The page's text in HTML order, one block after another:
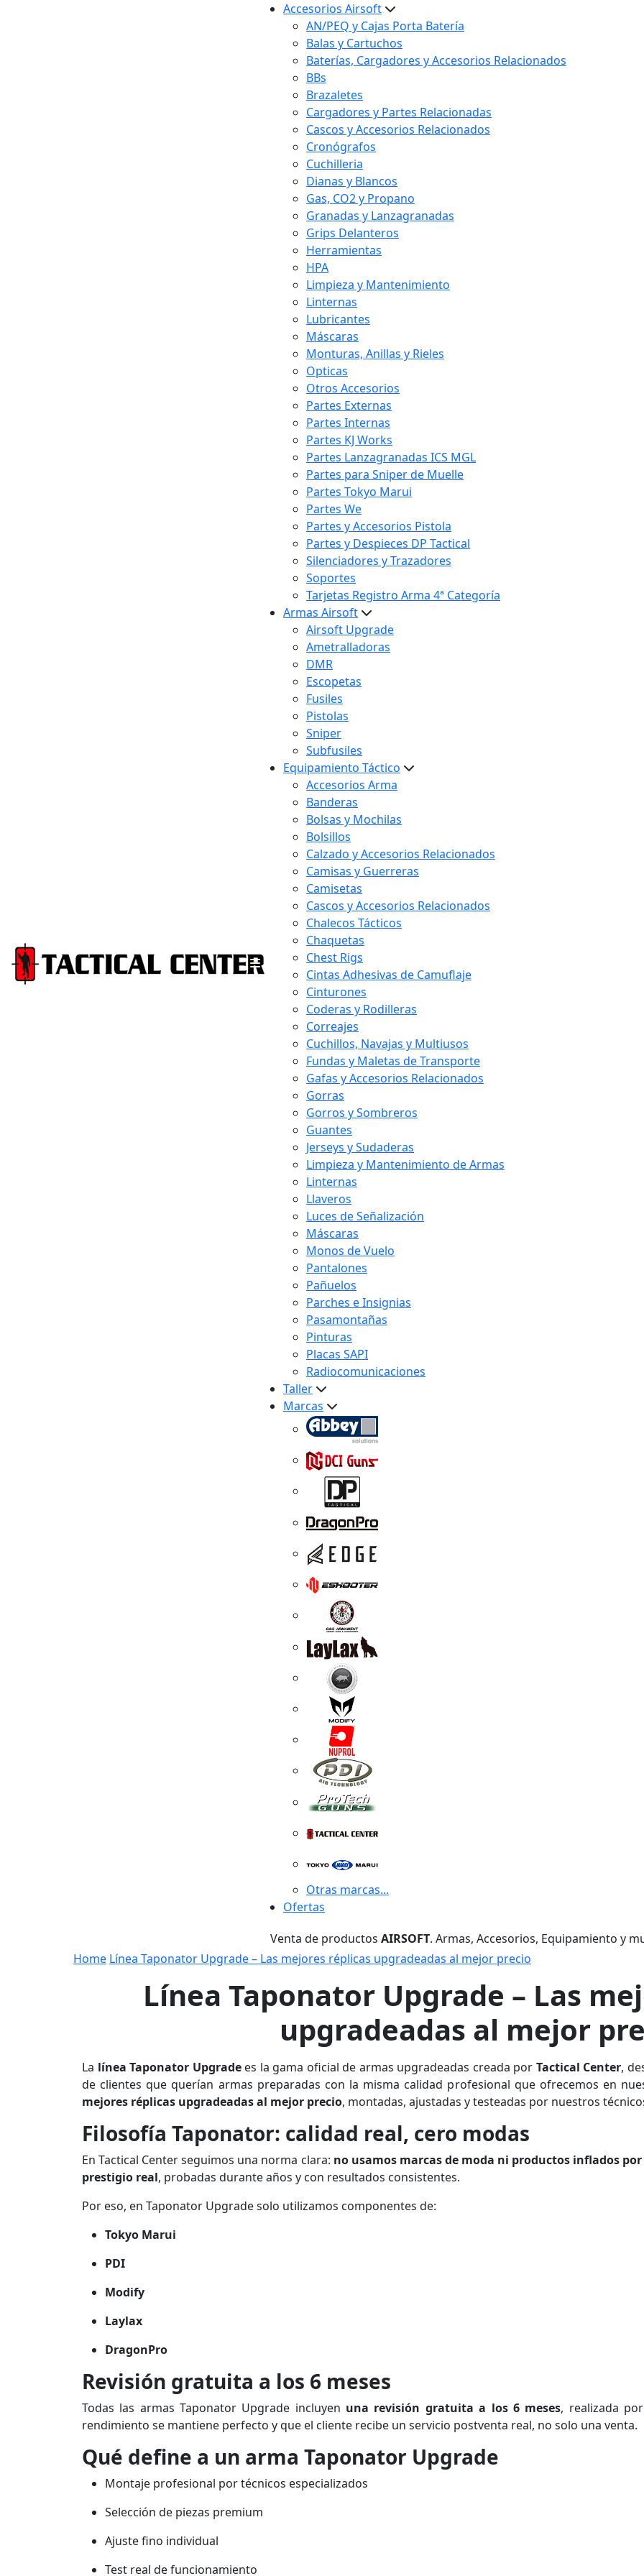
Accesorios Airsoft
AN/PEQ y Cajas Porta Batería
Balas y Cartuchos
Baterías, Cargadores y Accesorios Relacionados
BBs
Brazaletes
Cargadores y Partes Relacionadas
Cascos y Accesorios Relacionados
Cronógrafos
Cuchilleria
Dianas y Blancos
Gas, CO2 y Propano
Granadas y Lanzagranadas
Grips Delanteros
Herramientas
HPA
Limpieza y Mantenimiento
Linternas
Lubricantes
Máscaras
Monturas, Anillas y Rieles
Opticas
Otros Accesorios
Partes Externas
Partes Internas
Partes KJ Works
Partes Lanzagranadas ICS MGL
Partes para Sniper de Muelle
Partes Tokyo Marui
Partes We
Partes y Accesorios Pistola
Partes y Despieces DP Tactical
Silenciadores y Trazadores
Soportes
Tarjetas Registro Arma 4ª Categoría
Armas Airsoft
Airsoft Upgrade
Ametralladoras
DMR
Escopetas
Fusiles
Pistolas
Sniper
Subfusiles
Equipamiento Táctico
Accesorios Arma
Banderas
Bolsas y Mochilas
Bolsillos
Calzado y Accesorios Relacionados
Camisas y Guerreras
Camisetas
Cascos y Accesorios Relacionados
Chalecos Tácticos
Chaquetas
Chest Rigs
Cintas Adhesivas de Camuflaje
Cinturones
Coderas y Rodilleras
Correajes
Cuchillos, Navajas y Multiusos
Fundas y Maletas de Transporte
Gafas y Accesorios Relacionados
Gorras
Gorros y Sombreros
Guantes
Jerseys y Sudaderas
Limpieza y Mantenimiento de Armas
Linternas
Llaveros
Luces de Señalización
Máscaras
Monos de Vuelo
Pantalones
Pañuelos
Parches e Insignias
Pasamontañas
Pinturas
Placas SAPI
Radiocomunicaciones
Taller
Marcas
Otras marcas...
Ofertas
Venta de productos AIRSOFT. Armas, Accesorios, Equipamiento y
Home Línea Taponator Upgrade – Las mejores réplicas upgradeadas al mejor precio
Línea Taponator Upgrade – Las
upgradeadas al mejor
La línea Taponator Upgradees la gama oficial de armas upgradeadas creada por Tactical Center,
de clientes que querían armas preparadas con la misma calidad profesional que ofrecemos en
mejores réplicas upgradeadas al mejor precio, montadas, ajustadas y testeadas por nuestros
Filosofía Taponator: calidad real, cero modas
En Tactical Center seguimos una norma clara: no usamos marcas de moda ni productos inflados
prestigio real, probadas durante años y con resultados consistentes.
Por eso, en Taponator Upgrade solo utilizamos componentes de:
Tokyo Marui
PDI
Modify
Laylax
DragonPro
Revisión gratuita a los 6 meses
Todas las armas Taponator Upgrade incluyen una revisión gratuita a los 6 meses, realizada
rendimiento se mantiene perfecto y que el cliente recibe un servicio postventa real, no solo una venta.
Qué define a un arma Taponator Upgrade
Montaje profesional por técnicos especializados
Selección de piezas premium
Ajuste fino individual
Test real de funcionamiento